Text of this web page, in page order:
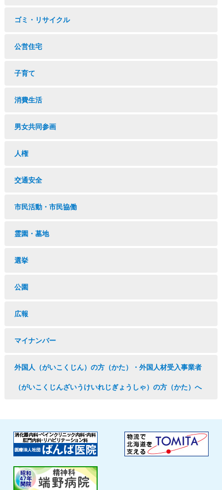
ゴミ・リサイクル
公営住宅
子育て
消費生活
男女共同参画
人権
交通安全
市民活動・市民協働
霊園・墓地
選挙
公園
広報
マイナンバー
外国人（がいこくじん）の方（かた）・外国人材受入事業者
（がいこくじんざいうけいれじぎょうしゃ）の方（かた）へ